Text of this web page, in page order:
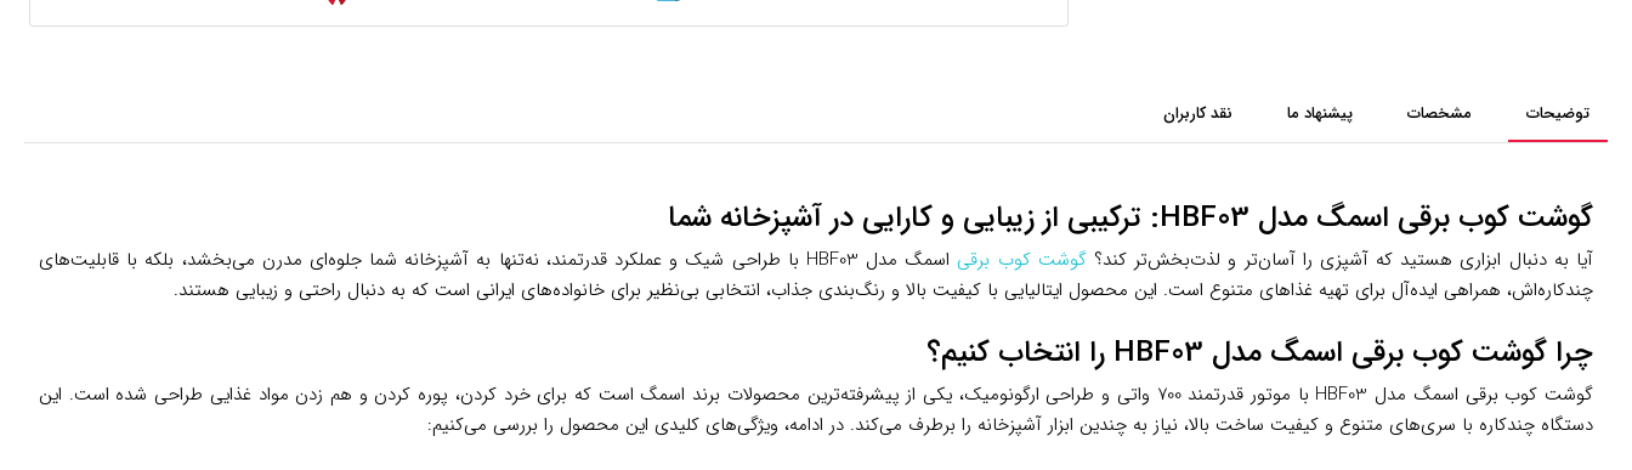
توضیحات مشخصات پیشنهاد ما نقد کاربران
گوشت کوب برقی اسمگ مدل HBF03: ترکیبی از زیبایی و کارایی در آشپزخانه شما
آیا به دنبال ابزاری هستید که آشپزی را آسان‌تر و لذت‌بخش‌تر کند؟گوشت کوب برقی
اسمگ مدل HBF03 با طراحی شیک و عملکرد قدرتمند، نه‌تنها به آشپزخانه شما جلوه‌ای مدرن می‌بخشد، بلکه با قابلیت‌های
چندکاره‌اش، همراهی ایده‌آل برای تهیه غذاهای متنوع است. این محصول ایتالیایی با کیفیت بالا و رنگ‌بندی جذاب، انتخابی بی‌نظیر برای خانواده‌های ایرانی است که به دنبال راحتی و زیبایی هستند.
چرا گوشت کوب برقی اسمگ مدل HBF03 را انتخاب کنیم؟
گوشت کوب برقی اسمگ مدل HBF03 با موتور قدرتمند 700 واتی و طراحی ارگونومیک، یکی از پیشرفته‌ترین محصولات برند اسمگ است که برای خرد کردن، پوره کردن و هم زدن مواد غذایی طراحی شده است. این
دستگاه چندکاره با سری‌های متنوع و کیفیت ساخت بالا، نیاز به چندین ابزار آشپزخانه را برطرف می‌کند. در ادامه، ویژگی‌های کلیدی این محصول را بررسی می‌کنیم: